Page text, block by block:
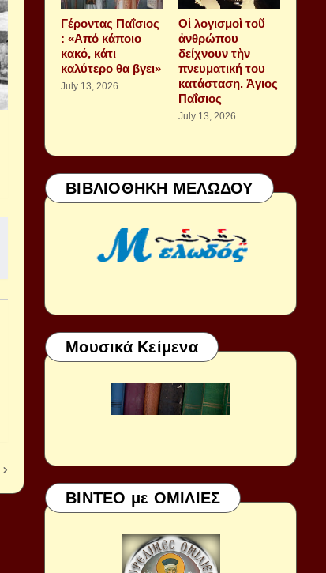
Γέροντας Παΐσιος
: «Από κάποιο
κακό, κάτι
καλύτερο θα βγει»
July 13, 2026
Οἱ λογισμοὶ τοῦ
ἀνθρώπου
δείχνουν τὴν
πνευματική του
κατάσταση. Ἁγιος
Παΐσιος
July 13, 2026
ΒΙΒΛΙΟΘΗΚΗ ΜΕΛΩΔΟΥ
Μουσικά Κείμενα
ΒΙΝΤΕΟ με ΟΜΙΛΙΕΣ